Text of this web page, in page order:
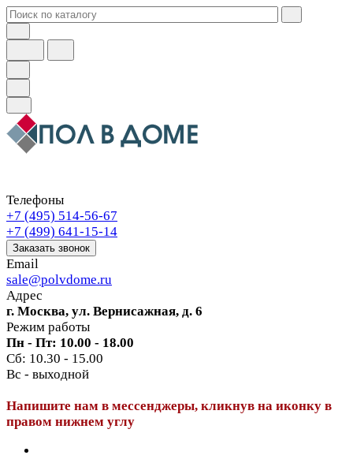
Телефоны
+7 (495) 514-56-67
+7 (499) 641-15-14
Заказать звонок
Email
sale@polvdome.ru
Адрес
г. Москва, ул. Вернисажная, д. 6
Режим работы
Пн - Пт: 10.00 - 18.00
Сб: 10.30 - 15.00
Вс - выходной
Напишите нам в мессенджеры, кликнув на иконку в
правом нижнем углу